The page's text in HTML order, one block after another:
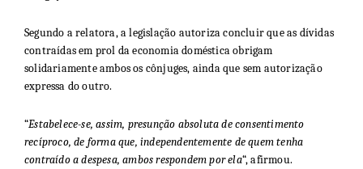
Segundo a relatora, a legislação autoriza concluir que as dívidas
contraídas em prol da economia doméstica obrigam
solidariamente ambos os cônjuges, ainda que sem autorização
expressa do outro.
“Estabelece-se, assim, presunção absoluta de consentimento
recíproco, de forma que, independentemente de quem tenha
contraído a despesa, ambos respondem por ela“, afirmou.